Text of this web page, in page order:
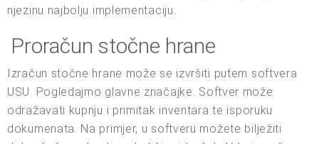
njezinu najbolju implementaciju.
Proračun stočne hrane
Izračun stočne hrane može se izvršiti putem softvera
USU. Pogledajmo glavne značajke. Softver može
odražavati kupnju i primitak inventara te isporuku
dokumenata. Na primjer, u softveru možete bilježiti